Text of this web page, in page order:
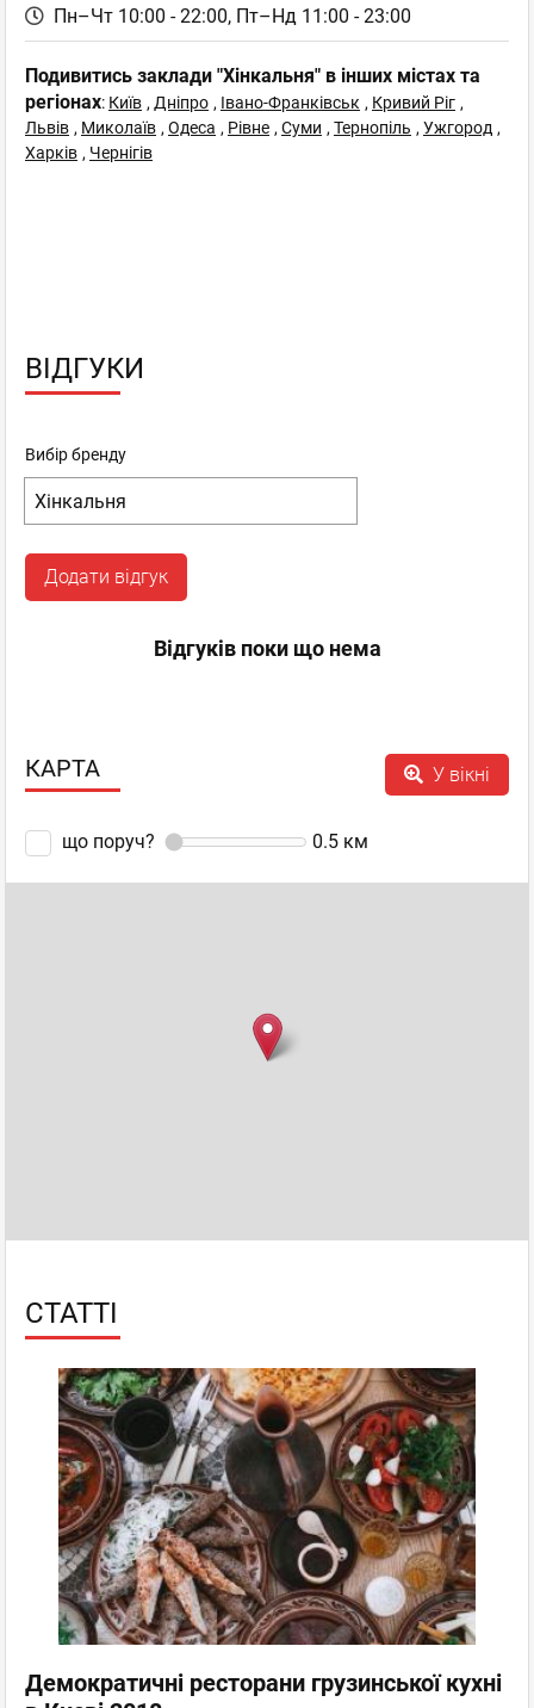
Пн–Чт 10:00 - 22:00, Пт–Нд 11:00 - 23:00
Подивитись заклади "Хінкальня" в інших містах та
регіонах: Київ , Дніпро , Івано-Франківськ , Кривий Ріг ,
Львів , Миколаїв , Одеса , Рівне , Суми , Тернопіль , Ужгород ,
Харків , Чернігів
ВІДГУКИ
Вибір бренду
Додати відгук
Відгуків поки що нема
КАРТА У вікні
що поруч? 0.5 км
СТАТТІ
Демократичні ресторани грузинської кухні